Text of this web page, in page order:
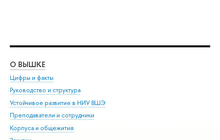
О ВЫШКЕ
Цифры и факты
Руководство и структура
Устойчивое развитие в НИУ ВШЭ
Преподаватели и сотрудники
Корпуса и общежития